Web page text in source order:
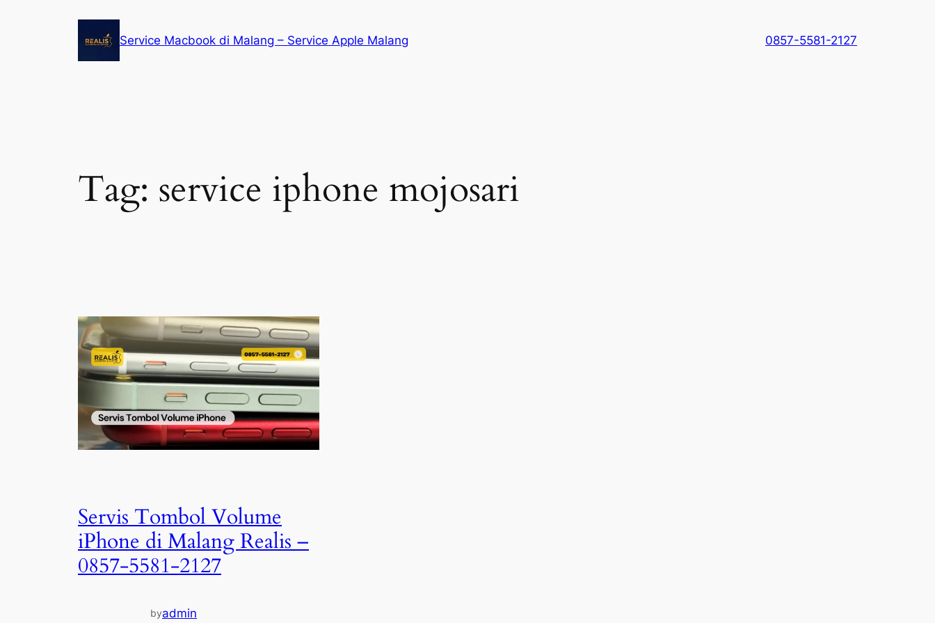
Service Macbook di Malang – Service Apple Malang 0857-5581-2127
Tag: service iphone mojosari
Servis Tombol Volume
iPhone di Malang Realis –
0857-5581-2127
byadmin